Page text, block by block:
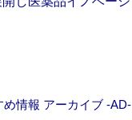
め情報 アーカイブ